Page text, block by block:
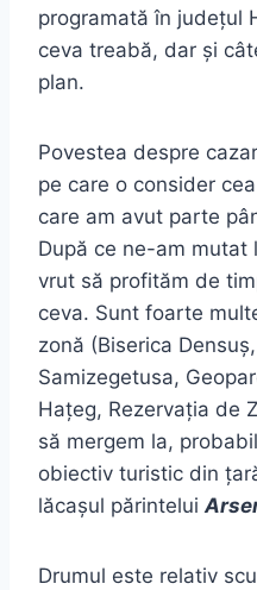
programată în județul
ceva treabă, dar și
plan.
Povestea despre
pe care o consider
care am avut parte
După ce ne-am mutat
vrut să profităm de
ceva. Sunt foarte
zonă (Biserica
Samizegetusa,
Hațeg, Rezervația de
să mergem la,
obiectiv turistic din
lăcașul părintelui
Drumul este relativ